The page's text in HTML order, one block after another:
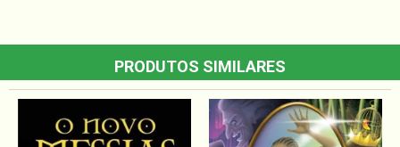
PRODUTOS SIMILARES